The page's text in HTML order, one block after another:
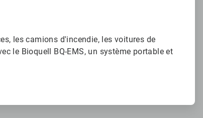
les camions d'incendie, les voitures de
le Bioquell BQ-EMS, un système portable et